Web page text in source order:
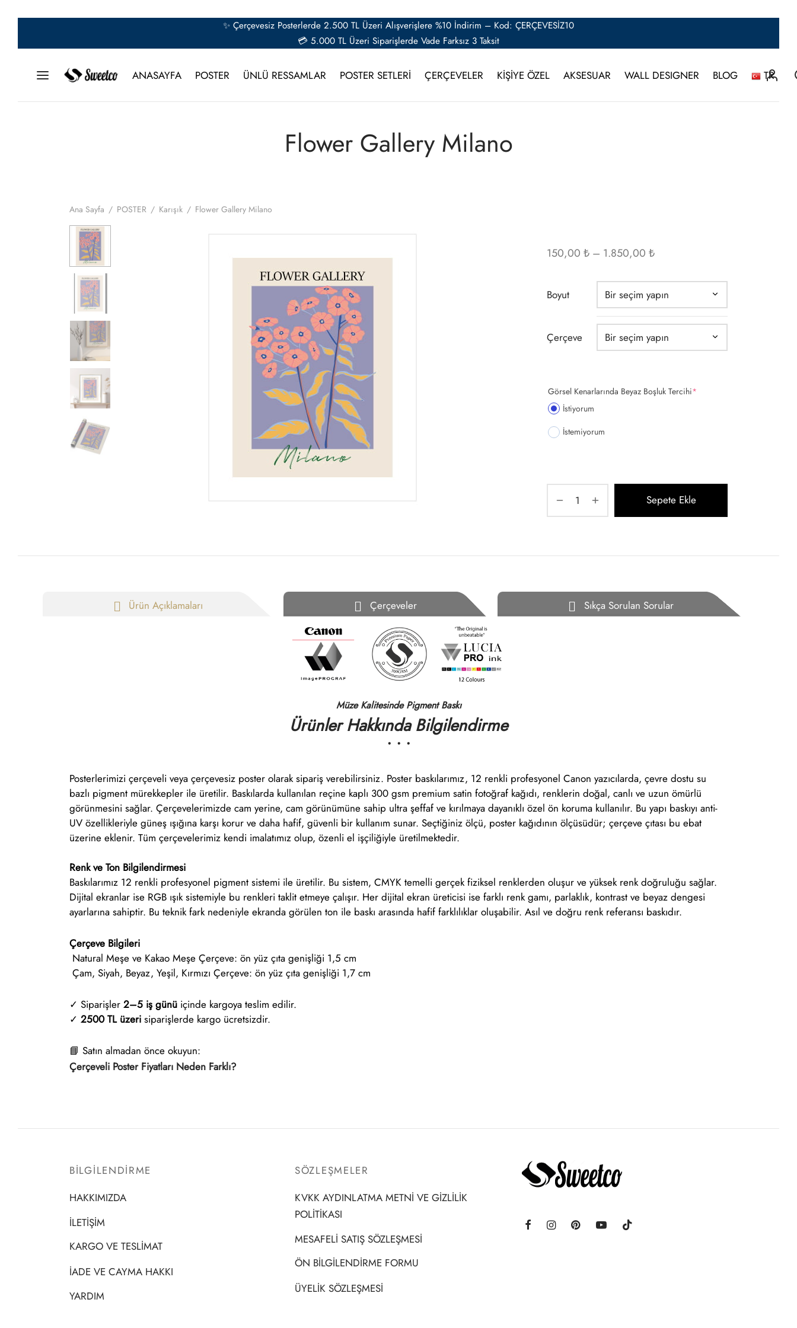
✨ Çerçevesiz Posterlerde 2.500 TL Üzeri Alışverişlere %10 İndirim – Kod: ÇERÇEVESİZ10
💳 5.000 TL Üzeri Siparişlerde Vade Farksız 3 Taksit
ANASAYFA POSTER ÜNLÜ RESSAMLAR POSTER SETLERİ ÇERÇEVELER KİŞİYE ÖZEL AKSESUAR WALL DESIGNER BLOG TR
Flower Gallery Milano
Ana Sayfa / POSTER / Karışık / Flower Gallery Milano
150,00 ₺ – 1.850,00 ₺Fiyat
150,00 ₺ -
1.850,00 ₺
Boyut
Çerçeve
Görsel Kenarlarında Beyaz Boşluk Tercihi*
İstiyorum
İstemiyorum
Sepete Ekle
Ürün Açıklamaları Çerçeveler Sıkça Sorulan Sorular
Müze Kalitesinde Pigment Baskı
Ürünler Hakkında Bilgilendirme
• • •
Posterlerimizi çerçeveli veya çerçevesiz poster olarak sipariş verebilirsiniz. Poster baskılarımız, 12 renkli profesyonel Canon yazıcılarda, çevre dostu su
bazlı pigment mürekkepler ile üretilir. Baskılarda kullanılan reçine kaplı 300 gsm premium satin fotoğraf kağıdı, renklerin doğal, canlı ve uzun ömürlü
görünmesini sağlar. Çerçevelerimizde cam yerine, cam görünümüne sahip ultra şeffaf ve kırılmaya dayanıklı özel ön koruma kullanılır. Bu yapı baskıyı anti-
UV özellikleriyle güneş ışığına karşı korur ve daha hafif, güvenli bir kullanım sunar. Seçtiğiniz ölçü, poster kağıdının ölçüsüdür; çerçeve çıtası bu ebat
üzerine eklenir. Tüm çerçevelerimiz kendi imalatımız olup, özenli el işçiliğiyle üretilmektedir.
Renk ve Ton Bilgilendirmesi
Baskılarımız 12 renkli profesyonel pigment sistemi ile üretilir. Bu sistem, CMYK temelli gerçek fiziksel renklerden oluşur ve yüksek renk doğruluğu sağlar.
Dijital ekranlar ise RGB ışık sistemiyle bu renkleri taklit etmeye çalışır. Her dijital ekran üreticisi ise farklı renk gamı, parlaklık, kontrast ve beyaz dengesi
ayarlarına sahiptir. Bu teknik fark nedeniyle ekranda görülen ton ile baskı arasında hafif farklılıklar oluşabilir. Asıl ve doğru renk referansı baskıdır.
Çerçeve Bilgileri
Natural Meşe ve Kakao Meşe Çerçeve: ön yüz çıta genişliği 1,5 cm
Çam, Siyah, Beyaz, Yeşil, Kırmızı Çerçeve: ön yüz çıta genişliği 1,7 cm
✓ Siparişler 2–5 iş günü içinde kargoya teslim edilir.
✓ 2500 TL üzeri siparişlerde kargo ücretsizdir.
📘 Satın almadan önce okuyun:
Çerçeveli Poster Fiyatları Neden Farklı?
BİLGİLENDİRME
HAKKIMIZDA
İLETİŞİM
KARGO VE TESLİMAT
İADE VE CAYMA HAKKI
YARDIM
SÖZLEŞMELER
KVKK AYDINLATMA METNİ VE GİZLİLİK
POLİTİKASI
MESAFELİ SATIŞ SÖZLEŞMESİ
ÖN BİLGİLENDİRME FORMU
ÜYELİK SÖZLEŞMESİ